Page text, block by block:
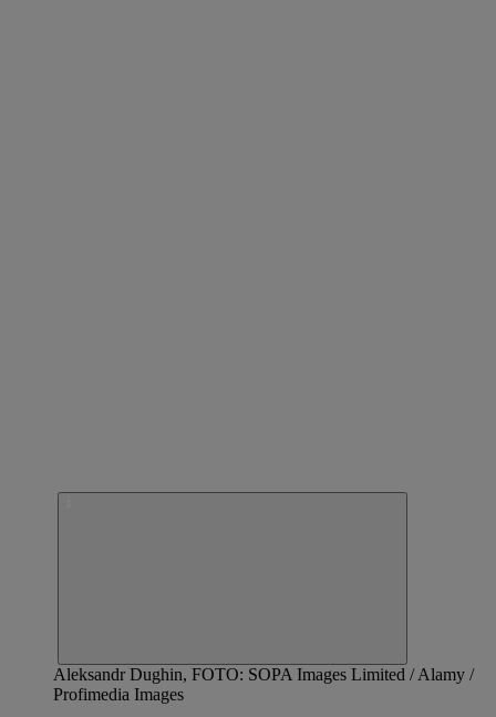
Aleksandr Dughin, FOTO: SOPA Images Limited / Alamy /
Profimedia Images